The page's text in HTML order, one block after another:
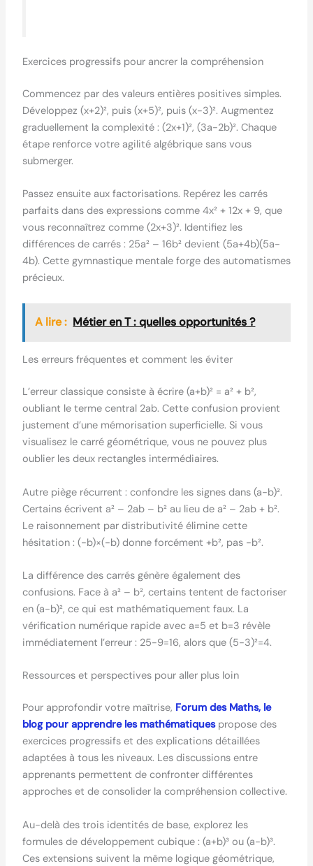
Exercices progressifs pour ancrer la compréhension
Commencez par des valeurs entières positives simples.
Développez (x+2)², puis (x+5)², puis (x-3)². Augmentez
graduellement la complexité : (2x+1)², (3a-2b)². Chaque
étape renforce votre agilité algébrique sans vous
submerger.
Passez ensuite aux factorisations. Repérez les carrés
parfaits dans des expressions comme 4x² + 12x + 9, que
vous reconnaîtrez comme (2x+3)². Identifiez les
différences de carrés : 25a² – 16b² devient (5a+4b)(5a-
4b). Cette gymnastique mentale forge des automatismes
précieux.
A lire : Métier en T : quelles opportunités ?
Les erreurs fréquentes et comment les éviter
L’erreur classique consiste à écrire (a+b)² = a² + b²,
oubliant le terme central 2ab. Cette confusion provient
justement d’une mémorisation superficielle. Si vous
visualisez le carré géométrique, vous ne pouvez plus
oublier les deux rectangles intermédiaires.
Autre piège récurrent : confondre les signes dans (a-b)².
Certains écrivent a² – 2ab – b² au lieu de a² – 2ab + b².
Le raisonnement par distributivité élimine cette
hésitation : (-b)×(-b) donne forcément +b², pas -b².
La différence des carrés génère également des
confusions. Face à a² – b², certains tentent de factoriser
en (a-b)², ce qui est mathématiquement faux. La
vérification numérique rapide avec a=5 et b=3 révèle
immédiatement l’erreur : 25-9=16, alors que (5-3)²=4.
Ressources et perspectives pour aller plus loin
Pour approfondir votre maîtrise, Forum des Maths, le
blog pour apprendre les mathématiquespropose des
exercices progressifs et des explications détaillées
adaptées à tous les niveaux. Les discussions entre
apprenants permettent de confronter différentes
approches et de consolider la compréhension collective.
Au-delà des trois identités de base, explorez les
formules de développement cubique : (a+b)³ ou (a-b)³.
Ces extensions suivent la même logique géométrique,